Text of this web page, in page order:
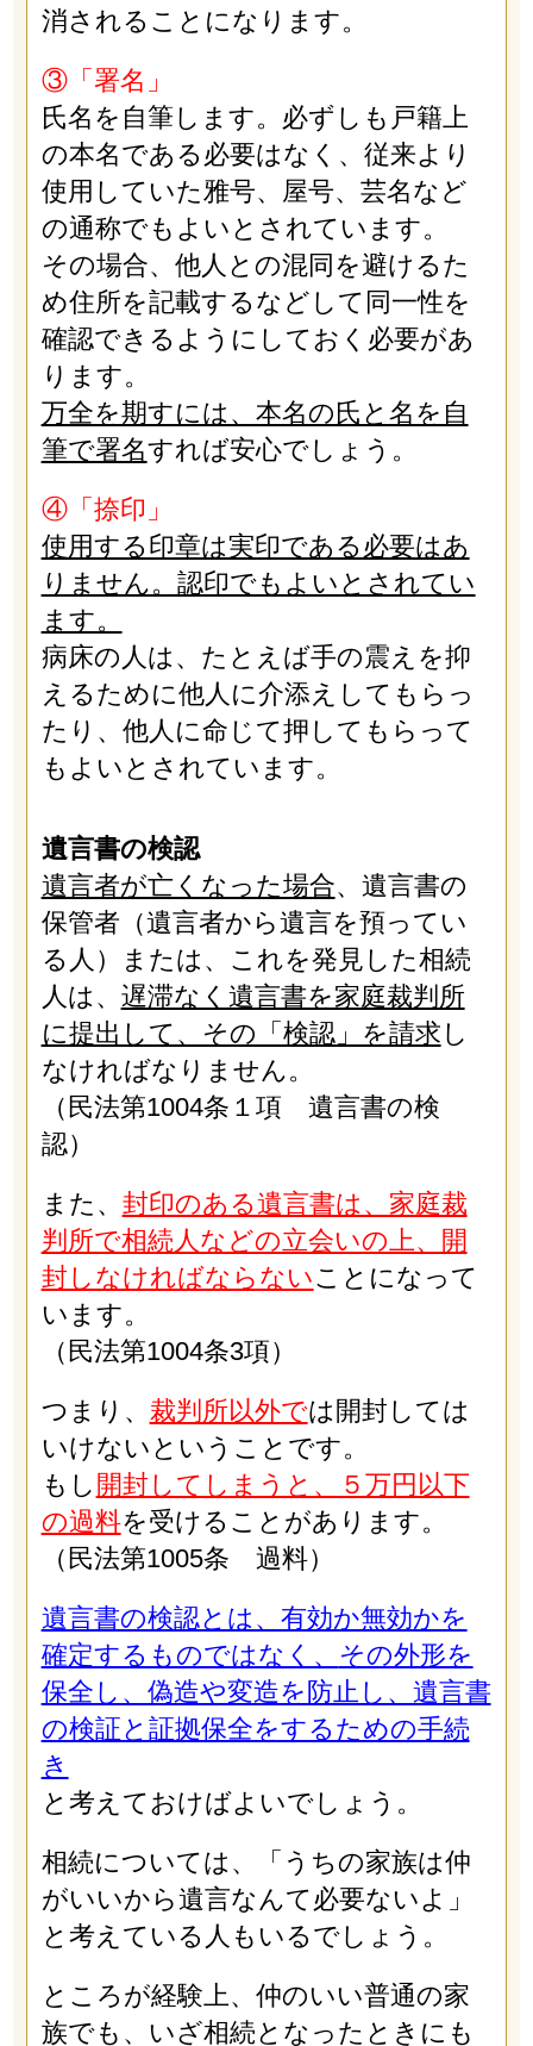
消されることになります。
③「署名」
氏名を自筆します。必ずしも戸籍上
の本名である必要はなく、従来より
使用していた雅号、屋号、芸名など
の通称でもよいとされています。
その場合、他人との混同を避けるた
め住所を記載するなどして同一性を
確認できるようにしておく必要があ
ります。
万全を期すには、本名の氏と名を自
筆で署名すれば安心でしょう。
④「捺印」
使用する印章は実印である必要はあ
りません。認印でもよいとされてい
ます。
病床の人は、たとえば手の震えを抑
えるために他人に介添えしてもらっ
たり、他人に命じて押してもらって
もよいとされています。
遺言書の検認
遺言者が亡くなった場合、遺言書の
保管者（遺言者から遺言を預ってい
る人）または、これを発見した相続
人は、 遅滞なく遺言書を家庭裁判所
に提出して、その「検認」を請求 し
なければなりません。
（民法第1004条１項 遺言書の検
認）
また、 封印のある遺言書は、家庭裁
判所で相続人などの立会いの上、開
封しなければならないことになって
います。
（民法第1004条3項）
つまり、 裁判所以外では開封しては
いけないということです。
もし 開封してしまうと、５万円以下
の過料を受けることがあります。
（民法第1005条 過料）
遺言書の検認とは、有効か無効かを
確定するものではなく、 その外形を
保全し、偽造や変造を防止し、遺言書
の検証と証拠保全をするための手続
き
と考えておけばよいでしょう。
相続については、「うちの家族は仲
がいいから遺言なんて必要ないよ」
と考えている人もいるでしょう。
ところが経験上、仲のいい普通の家
族でも、いざ相続となったときにも